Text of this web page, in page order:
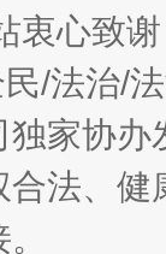
生
衷心致
/法治/
家协
法、